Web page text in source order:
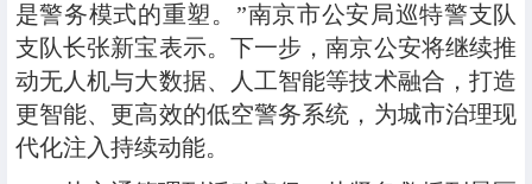
是警务模式的重塑。”南京市公安局巡特警支队
支队长张新宝表示。下一步，南京公安将继续推
动无人机与大数据、人工智能等技术融合，打造
更智能、更高效的低空警务系统，为城市治理现
代化注入持续动能。